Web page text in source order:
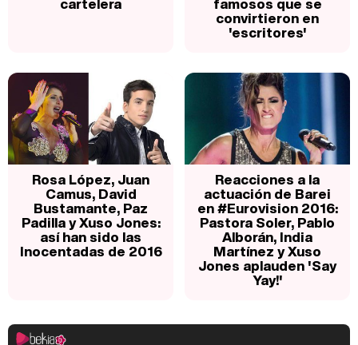
convirtieron en
'escritores'
Rosa López, Juan
Camus, David
Bustamante, Paz
Padilla y Xuso Jones:
así han sido las
Inocentadas de 2016
Reacciones a la
actuación de Barei
en #Eurovision 2016:
Pastora Soler, Pablo
Alborán, India
Martínez y Xuso
Jones aplauden 'Say
Yay!'